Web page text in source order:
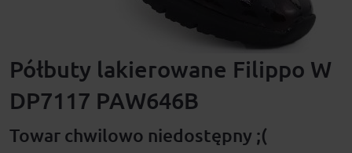
Półbuty lakierowane Filippo W
DP7117 PAW646B
Towar chwilowo niedostępny ;(